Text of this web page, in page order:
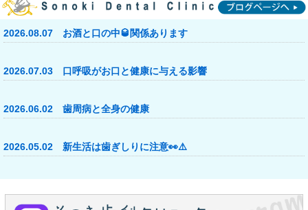
2026.08.07 お酒と口の中🥃関係あります
2026.07.03 口呼吸がお口と健康に与える影響
2026.06.02 歯周病と全身の健康
2026.05.02 新生活は歯ぎしりに注意👀⚠️